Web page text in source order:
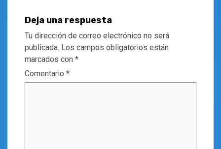
Deja una respuesta
Tu dirección de correo electrónico no será
publicada. Los campos obligatorios están
marcados con *
Comentario *